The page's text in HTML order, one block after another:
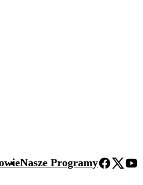
Nasze Programy